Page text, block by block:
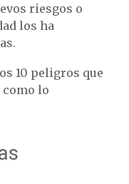
riesgos o
los ha
10 peligros que
como lo